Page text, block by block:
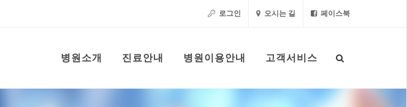
로그인 오시는 길 페이스북
병원소개 진료안내 병원이용안내 고객서비스